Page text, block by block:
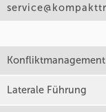
Laterale Führung